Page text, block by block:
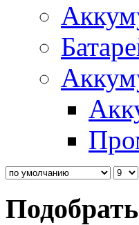
Подобрать